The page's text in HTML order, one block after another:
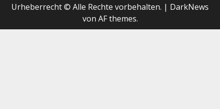
Urheberrecht © Alle Rechte vorbehalten. | DarkNews
von AF themes.